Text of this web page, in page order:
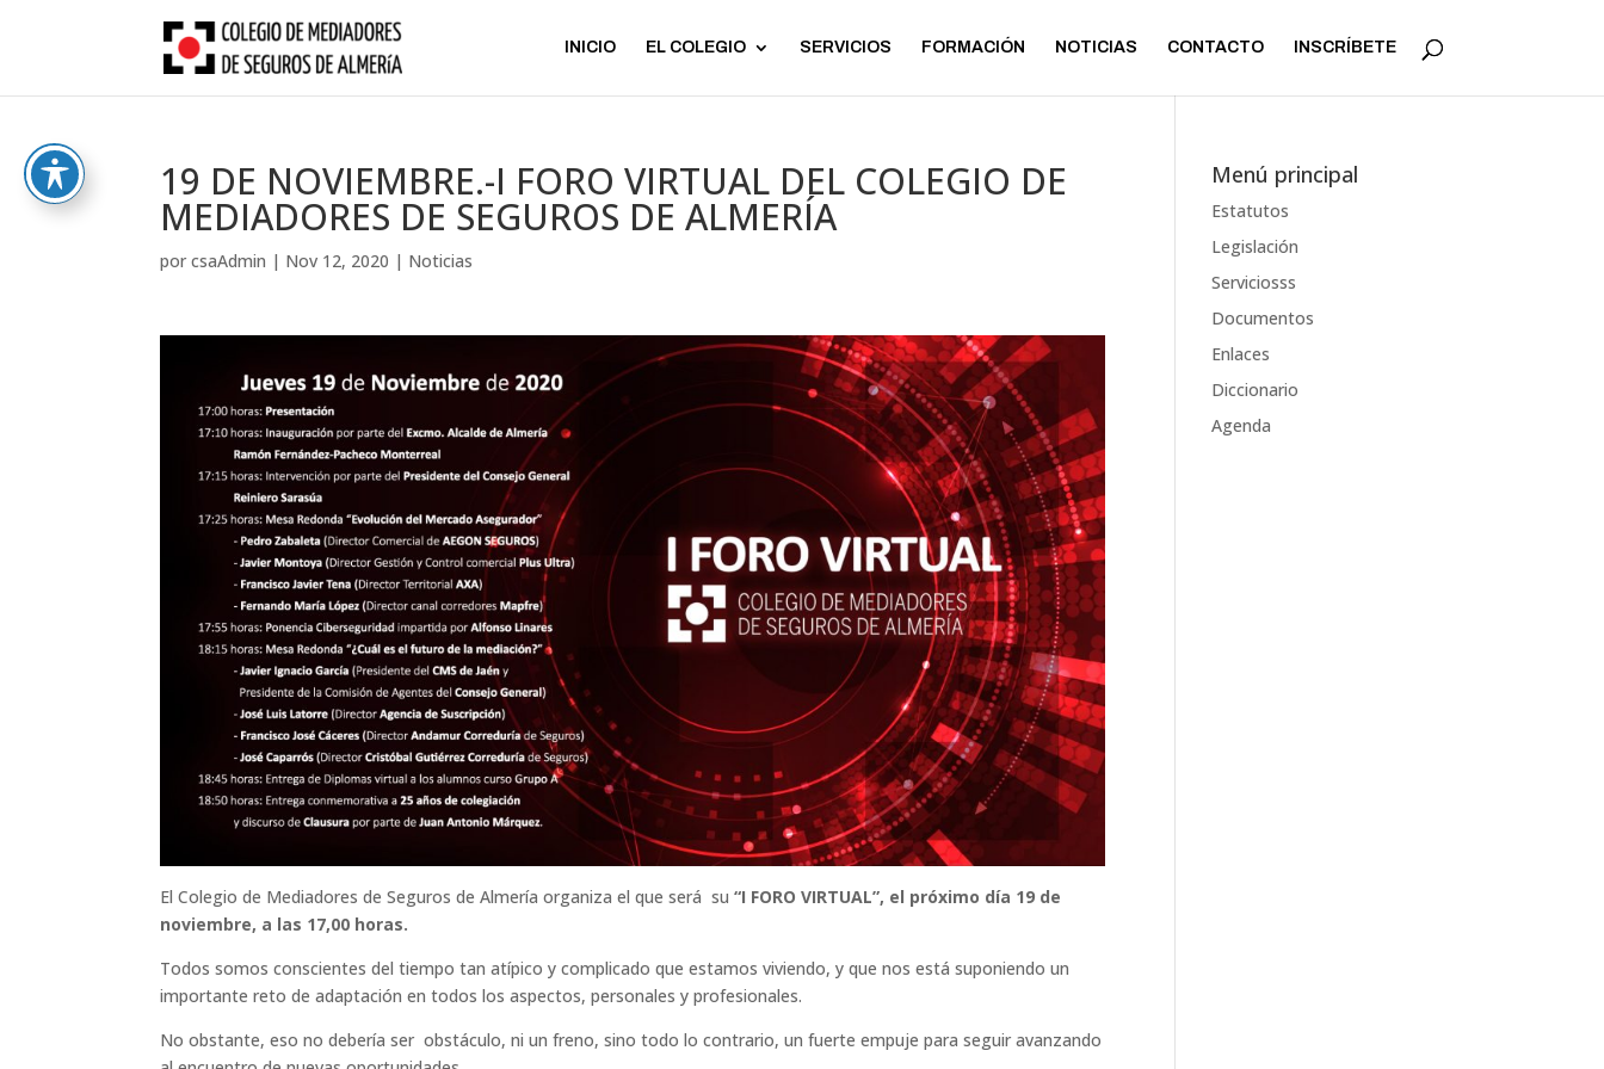
INICIO EL COLEGIO SERVICIOS FORMACIÓN NOTICIAS CONTACTO INSCRÍBETE
19 DE NOVIEMBRE.-I FORO VIRTUAL DEL COLEGIO DE
MEDIADORES DE SEGUROS DE ALMERÍA
porcsaAdmin | Nov 12, 2020 | Noticias
El Colegio de Mediadores de Seguros de Almería organiza el que será su“I FORO VIRTUAL”, el próximo día 19 de
noviembre, a las 17,00 horas.
Todos somos conscientes del tiempo tan atípico y complicado que estamos viviendo, y que nos está suponiendo un
importante reto de adaptación en todos los aspectos, personales y profesionales.
No obstante, eso no debería ser obstáculo, ni un freno, sino todo lo contrario, un fuerte empuje para seguir avanzando
Menú principal
Estatutos
Legislación
Serviciosss
Documentos
Enlaces
Diccionario
Agenda